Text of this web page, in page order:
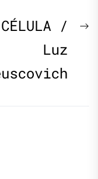
CÉLULA /
Luz